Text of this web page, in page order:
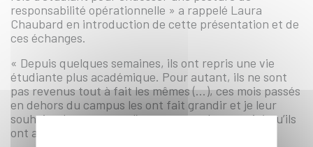
responsabilité opérationnelle » a rappelé Laura
Chaubard en introduction de cette présentation et de
ces échanges.
« Depuis quelques semaines, ils ont repris une vie
étudiante plus académique. Pour autant, ils ne sont
pas revenus tout à fait les mêmes (…), ces mois passés
en dehors du campus les ont fait grandir et je leur
souhaite de conserver l’ouverture et la maturité qu’ils
ont acquis lors de ce stage », a-t-elle ajouté.